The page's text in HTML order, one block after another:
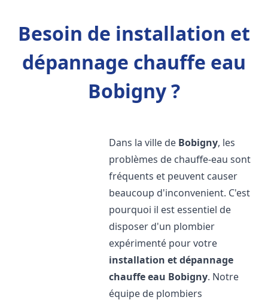
Besoin de installation et
dépannage chauffe eau
Bobigny ?
Dans la ville de Bobigny, les
problèmes de chauffe-eau sont
fréquents et peuvent causer
beaucoup d'inconvenient. C'est
pourquoi il est essentiel de
disposer d'un plombier
expérimenté pour votre
installation et dépannage
chauffe eau Bobigny. Notre
équipe de plombiers